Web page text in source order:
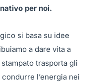
per noi.
si basa su idee
a dare vita a
trasporta gli
l’energia nei